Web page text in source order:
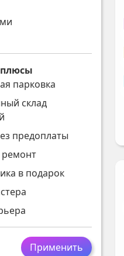
парковка
склад
предоплаты
в подарок
Применить